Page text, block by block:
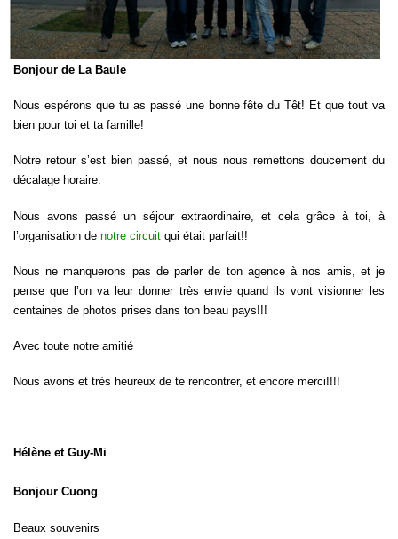
Bonjour de La Baule
Nous espérons que tu as passé une bonne fête du Têt! Et que tout va
bien pour toi et ta famille!
Notre retour s’est bien passé, et nous nous remettons doucement du
décalage horaire.
Nous avons passé un séjour extraordinaire, et cela grâce à toi, à
l’organisation de notre circuit qui était parfait!!
Nous ne manquerons pas de parler de ton agence à nos amis, et je
pense que l’on va leur donner très envie quand ils vont visionner les
centaines de photos prises dans ton beau pays!!!
Avec toute notre amitié
Nous avons et très heureux de te rencontrer, et encore merci!!!!
Hélène et Guy-Mi
Bonjour Cuong
Beaux souvenirs